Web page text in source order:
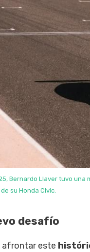
Bernardo Llaver tuvo una
su Honda Civic.
desafío
afrontar este